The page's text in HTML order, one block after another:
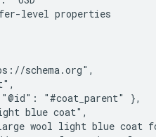
level properties
schema.org",
"#coat_parent" },
blue coat",
wool light blue coat